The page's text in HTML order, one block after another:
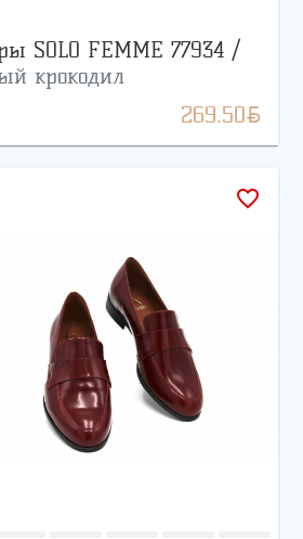
SOLO FEMME 77934 /
крокодил
269.50BYN
favorite_border